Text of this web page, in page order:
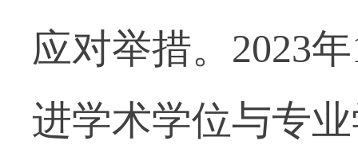
应对举措。2023
进学术学位与专